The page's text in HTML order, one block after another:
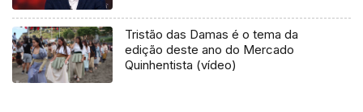
Tristão das Damas é o tema da
edição deste ano do Mercado
Quinhentista (vídeo)